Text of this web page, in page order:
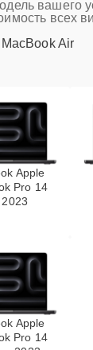
вашего
всех
MacBook Air
Apple
Pro 14
Apple
Pro 14